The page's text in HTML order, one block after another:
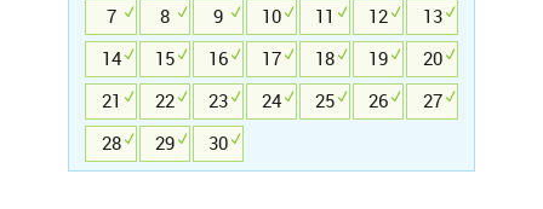
7
8 9 10 11 12
13
14
15 16 17 18 19
20
21
22 23 24 25 26
27
28
29 30